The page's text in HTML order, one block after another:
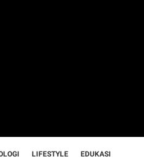
LIFESTYLE EDUKASI